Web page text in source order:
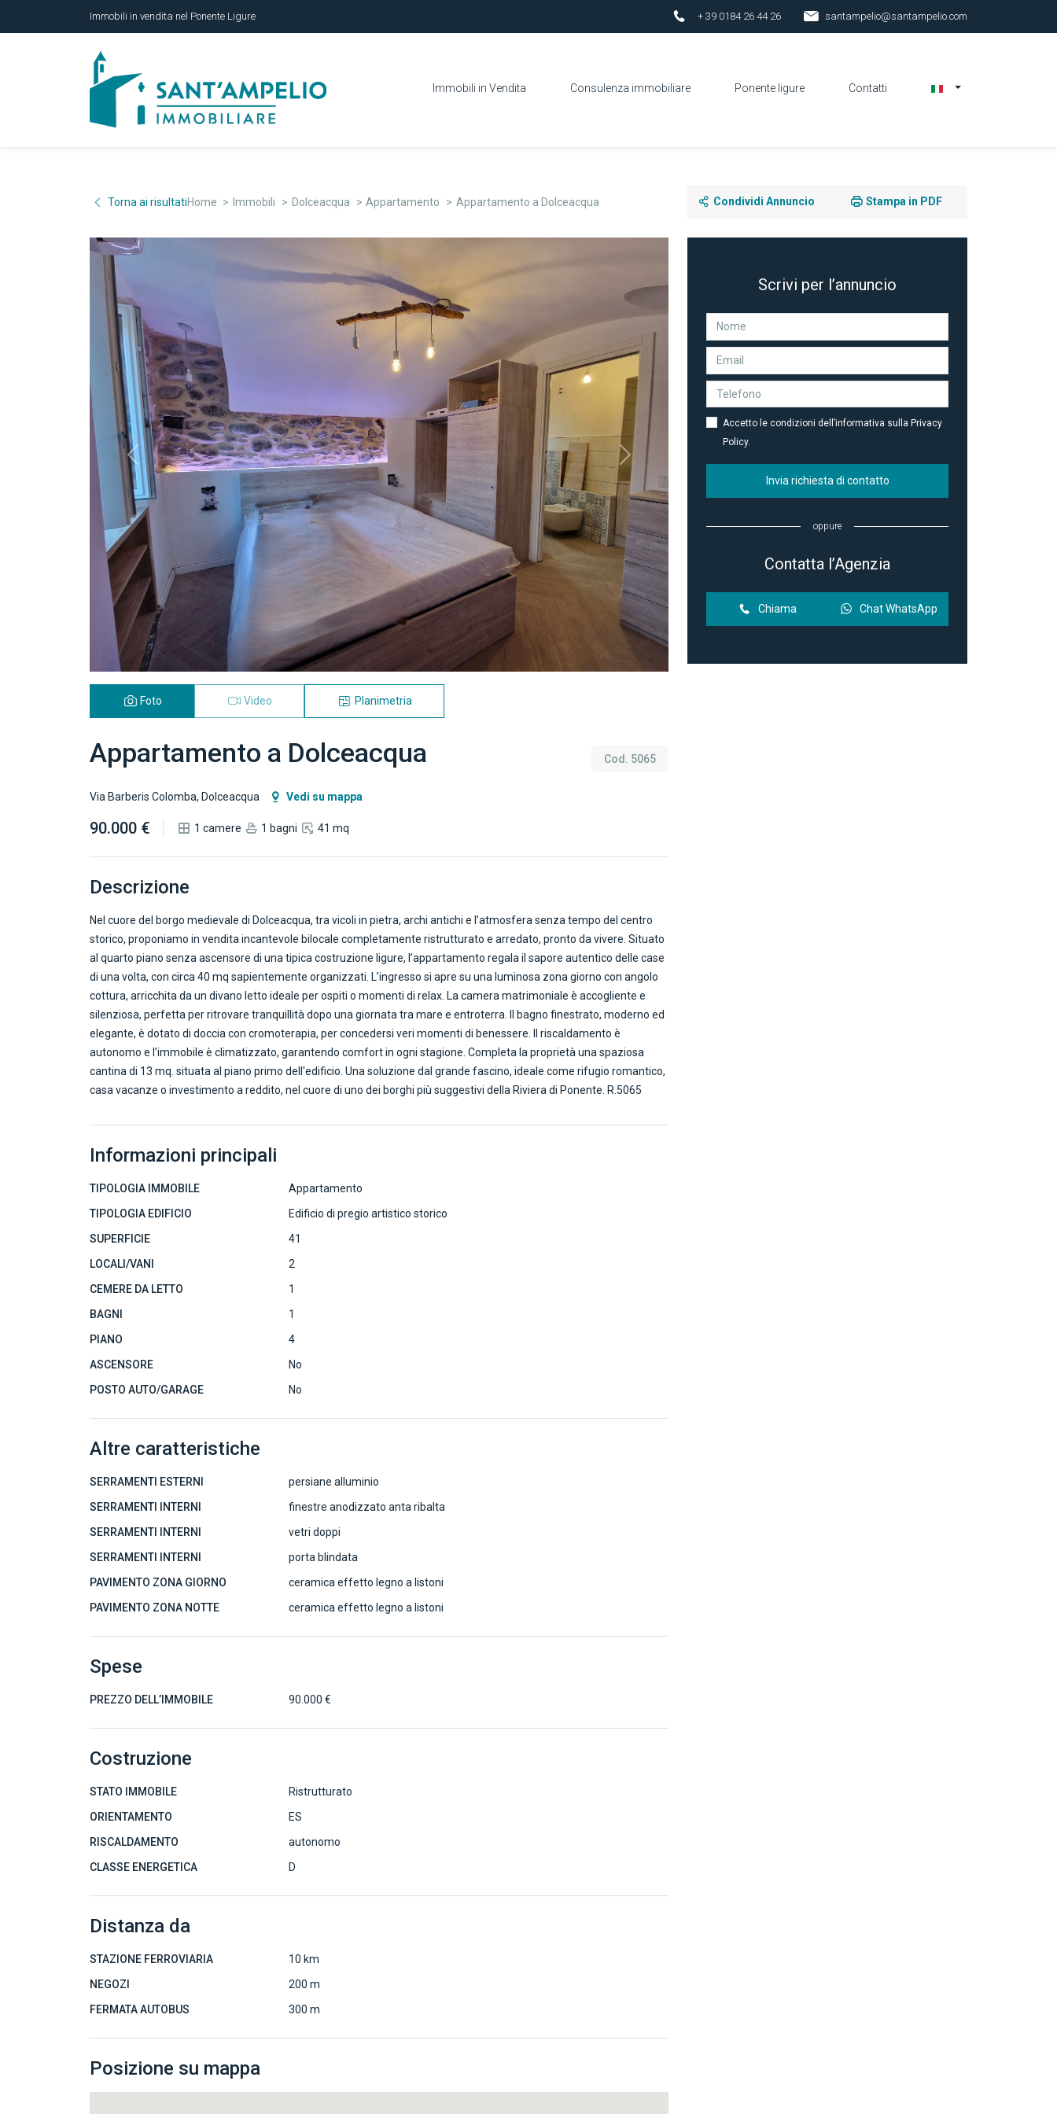
Immobili in vendita nel Ponente Ligure + 39 0184 26 44 26 santampelio@santampelio.com
Immobili in Vendita Consulenza immobiliare Ponente ligure Contatti
Torna ai risultatiHome Immobili Dolceacqua Appartamento Appartamento a Dolceacqua
Previous Next
Foto Video Planimetria
Appartamento a Dolceacqua Cod. 5065
Via Barberis Colomba, Dolceacqua Vedi su mappa
90.000 € 1 camere 1 bagni 41 mq
Descrizione
Nel cuore del borgo medievale di Dolceacqua, tra vicoli in pietra, archi antichi e l’atmosfera senza tempo del centro
storico, proponiamo in vendita incantevole bilocale completamente ristrutturato e arredato, pronto da vivere. Situato
al quarto piano senza ascensore di una tipica costruzione ligure, l’appartamento regala il sapore autentico delle case
di una volta, con circa 40 mq sapientemente organizzati. L’ingresso si apre su una luminosa zona giorno con angolo
cottura, arricchita da un divano letto ideale per ospiti o momenti di relax. La camera matrimoniale è accogliente e
silenziosa, perfetta per ritrovare tranquillità dopo una giornata tra mare e entroterra. Il bagno finestrato, moderno ed
elegante, è dotato di doccia con cromoterapia, per concedersi veri momenti di benessere. Il riscaldamento è
autonomo e l’immobile è climatizzato, garantendo comfort in ogni stagione. Completa la proprietà una spaziosa
cantina di 13 mq. situata al piano primo dell'edificio. Una soluzione dal grande fascino, ideale come rifugio romantico,
casa vacanze o investimento a reddito, nel cuore di uno dei borghi più suggestivi della Riviera di Ponente. R.5065
Informazioni principali
TIPOLOGIA IMMOBILE
Appartamento
TIPOLOGIA EDIFICIO
Edificio di pregio artistico storico
SUPERFICIE
41
LOCALI/VANI
2
CEMERE DA LETTO
1
BAGNI
1
PIANO
4
ASCENSORE
No
POSTO AUTO/GARAGE
No
Altre caratteristiche
SERRAMENTI ESTERNI
persiane alluminio
SERRAMENTI INTERNI
finestre anodizzato anta ribalta
SERRAMENTI INTERNI
vetri doppi
SERRAMENTI INTERNI
porta blindata
PAVIMENTO ZONA GIORNO
ceramica effetto legno a listoni
PAVIMENTO ZONA NOTTE
ceramica effetto legno a listoni
Spese
PREZZO DELL’IMMOBILE 90.000 €
Costruzione
STATO IMMOBILE
Ristrutturato
ORIENTAMENTO
ES
RISCALDAMENTO
autonomo
CLASSE ENERGETICA
D
Distanza da
STAZIONE FERROVIARIA
10 km
NEGOZI
200 m
FERMATA AUTOBUS
300 m
Posizione su mappa
Condividi Annuncio Stampa in PDF
Scrivi per l’annuncio
Accetto le condizioni dell’informativa sulla Privacy
Policy.
Invia richiesta di contatto
oppure
Contatta l’Agenzia
Chiama Chat WhatsApp